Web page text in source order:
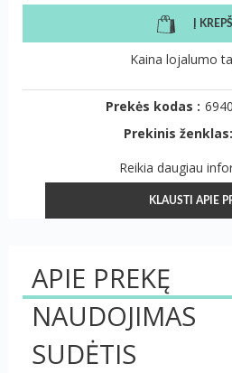
Į
Kaina lojalumo
Prekės kodas :
Prekinis ženklas:
Reikia daugiau
KLAUSTI APIE
APIE PREKĘ
NAUDOJIMAS
SUDĖTIS